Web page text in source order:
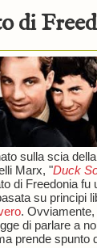
di
sulla scia
Marx, "Duck
di Freedonia fu
su principi
. Ovviamente,
di parlare a
prende spunto